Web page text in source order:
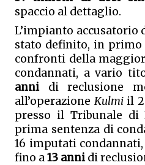
spaccio al dettaglio.
L’impianto accusatorio
stato definito, in primo
confronti della
condannati, a vario
anni di reclusione
all’operazione Kulmi il
presso il Tribunale di
prima sentenza di
16 imputati
fino a 13 anni di